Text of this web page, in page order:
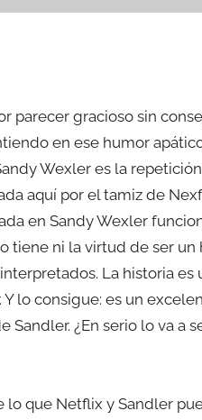
parecer gracioso sin
en ese humor
Wexler es la
aquí por el tamiz de
en Sandy Wexler
tiene ni la virtud de ser
La historia
lo consigue: es un
¿En serio lo va a
lo que Netflix y Sandler